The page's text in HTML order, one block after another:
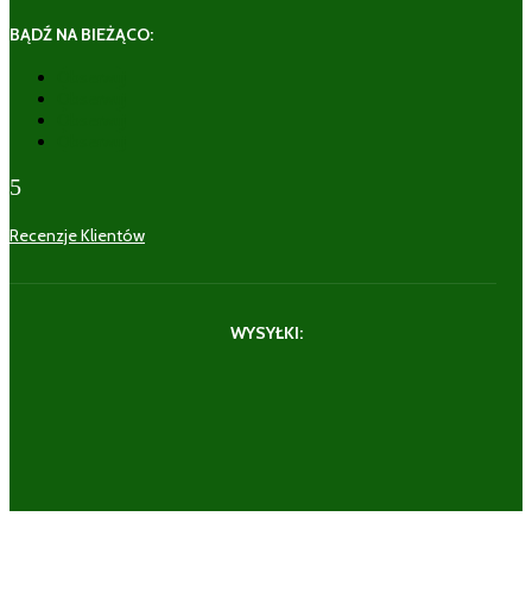
BĄDŹ NA BIEŻĄCO:
5
Recenzje Klientów
WYSYŁKI: